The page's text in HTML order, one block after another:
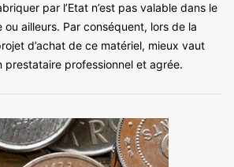
par l’Etat n’est pas valable dans le
ailleurs. Par conséquent, lors de la
d’achat de ce matériel, mieux vaut
prestataire professionnel et agrée.